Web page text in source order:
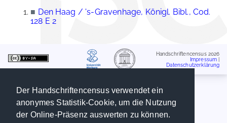
Der Handschriftencensus verwendet ein
anonymes Statistik-Cookie, um die Nutzung
der Online-Präsenz auswerten zu können.
■ Den Haag / 's-Gravenhage, Königl. Bibl., Cod.
128 E 2
Handschriftencensus 2026
Impressum
Datenschutzerklärung